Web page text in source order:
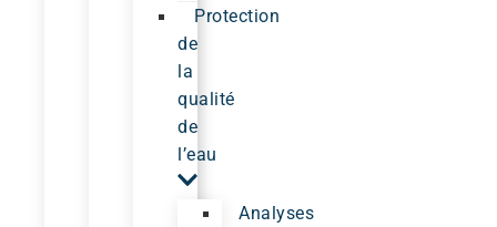
Protection
de
la
qualité
de
l’eau
Analyses